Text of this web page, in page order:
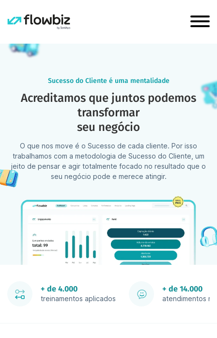
Sucesso do Cliente é uma mentalidade
Acreditamos que juntos podemos
transformar
seu negócio
O que nos move é o Sucesso de cada cliente. Por isso
trabalhamos com a metodologia de Sucesso do Cliente, um
jeito de pensar e agir totalmente focado no resultado que o
seu negócio pode e merece atingir.
+ de 4.000
treinamentos aplicados
+ de 14.000
atendimentos